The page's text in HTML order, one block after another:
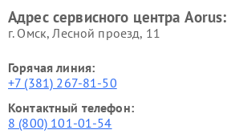
Адрес сервисного центра Aorus:
г. Омск, ​Лесной проезд, 11
Горячая линия:
+7 (381) 267-81-50
Контактный телефон:
8 (800) 101-01-54